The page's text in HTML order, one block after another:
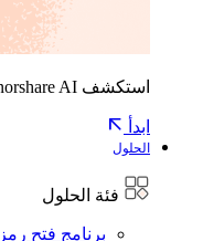
استكشف Tenorshare AI مع الميزات الجديدة المذهلة
ابدأ
الحلول
فئة الحلول
برنامج فتح